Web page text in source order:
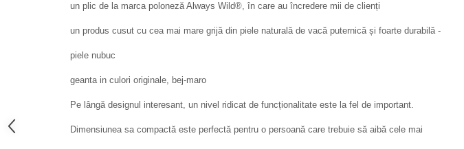
un plic de la marca poloneză Always Wild®, în care au încredere mii de clienți
un produs cusut cu cea mai mare grijă din piele naturală de vacă puternică și foarte durabilă -
piele nubuc
geanta in culori originale, bej-maro
Pe lângă designul interesant, un nivel ridicat de funcționalitate este la fel de important.
Dimensiunea sa compactă este perfectă pentru o persoană care trebuie să aibă cele mai